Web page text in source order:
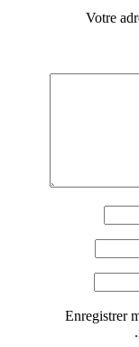
Votre
Enregistrer